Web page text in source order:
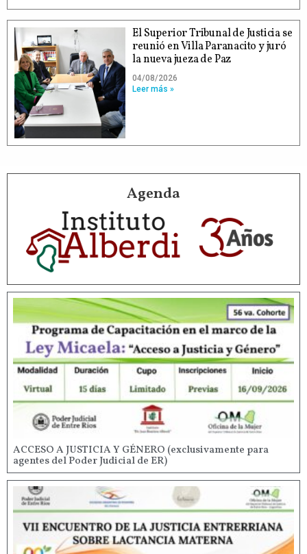
El Superior Tribunal de Justicia se
reunió en Villa Paranacito y juró
la nueva jueza de Paz
04/08/2026
Leer más »
Agenda
ACCESO A JUSTICIA Y GÉNERO (exclusivamente para
agentes del Poder Judicial de ER)